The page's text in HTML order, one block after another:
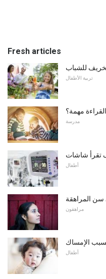
Fresh articles
للشباب
تربية الأطفال
مهمة؟
مدرسة
أطفال
سن المراهقة
مراهقون
الإمساك
أطفال